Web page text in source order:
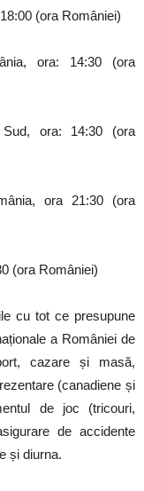
(ora României)
ora: 14:30 (ora
ora: 14:30 (ora
ora 21:30 (ora
(ora României)
cu tot ce presupune
a României de
cazare și masă,
(canadiene și
de joc (tricouri,
de accidente
și diurna.